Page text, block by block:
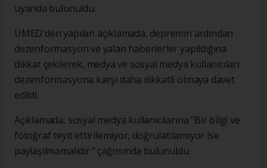
uyarıda bulunuldu.
UMED'den yapılan açıklamada, depremin ardından
dezenformasyon ve yalan haberlerler yapıldığına
dikkat çekilerek, medya ve sosyal medya kullanıcıları
dezenformasyona karşı daha dikkatli olmaya davet
edildi.
Açıklamada, sosyal medya kullanıcılarına "Bir bilgi ve
fotoğraf teyit ettirilemiyor, doğrulatılamıyor ise
paylaşılmamalıdır." çağrısında bulunuldu.